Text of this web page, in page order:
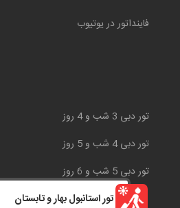
تور استانبول بهار و تابستان
فاینداتور در یوتیوب
تور دبی 3 شب و 4 روز
تور دبی 4 شب و 5 روز
تور دبی 5 شب و 6 روز